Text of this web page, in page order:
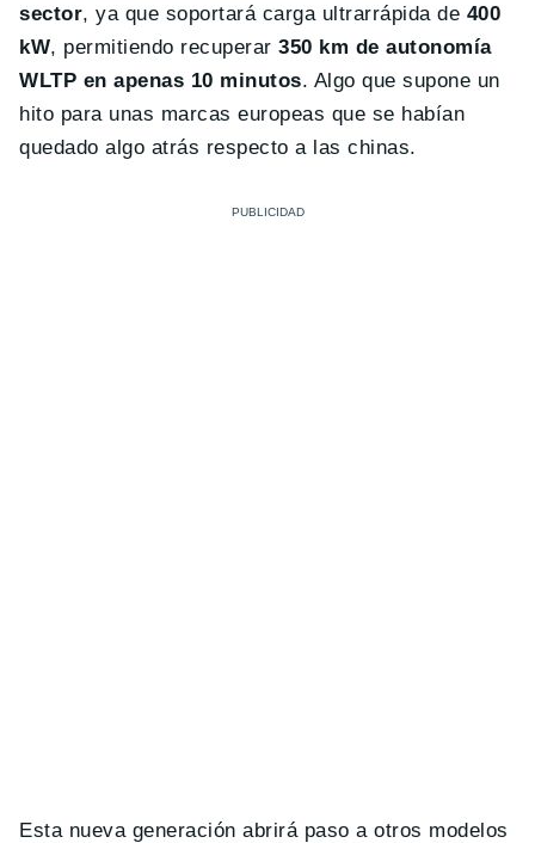
sector, ya que soportará carga ultrarrápida de 400
kW, permitiendo recuperar350 km de autonomía
WLTP en apenas 10 minutos. Algo que supone un
hito para unas marcas europeas que se habían
quedado algo atrás respecto a las chinas.
Esta nueva generación abrirá paso a otros modelos